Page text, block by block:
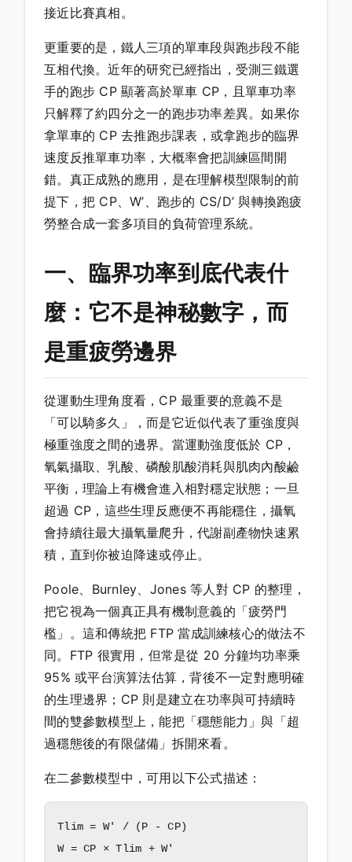
接近比賽真相。
更重要的是，鐵人三項的單車段與跑步段不能
互相代換。近年的研究已經指出，受測三鐵選
手的跑步 CP 顯著高於單車 CP，且單車功率
只解釋了約四分之一的跑步功率差異。如果你
拿單車的 CP 去推跑步課表，或拿跑步的臨界
速度反推單車功率，大概率會把訓練區間開
錯。真正成熟的應用，是在理解模型限制的前
提下，把 CP、W’、跑步的 CS/D’ 與轉換跑疲
勞整合成一套多項目的負荷管理系統。
一、臨界功率到底代表什
麼：它不是神秘數字，而
是重疲勞邊界
從運動生理角度看，CP 最重要的意義不是
「可以騎多久」，而是它近似代表了重強度與
極重強度之間的邊界。當運動強度低於 CP，
氧氣攝取、乳酸、磷酸肌酸消耗與肌肉內酸鹼
平衡，理論上有機會進入相對穩定狀態；一旦
超過 CP，這些生理反應便不再能穩住，攝氧
會持續往最大攝氧量爬升，代謝副產物快速累
積，直到你被迫降速或停止。
Poole、Burnley、Jones 等人對 CP 的整理，
把它視為一個真正具有機制意義的「疲勞門
檻」。這和傳統把 FTP 當成訓練核心的做法不
同。FTP 很實用，但常是從 20 分鐘均功率乘
95% 或平台演算法估算，背後不一定對應明確
的生理邊界；CP 則是建立在功率與可持續時
間的雙參數模型上，能把「穩態能力」與「超
過穩態後的有限儲備」拆開來看。
在二參數模型中，可用以下公式描述：
Tlim = W' / (P - CP)
W = CP × Tlim + W'